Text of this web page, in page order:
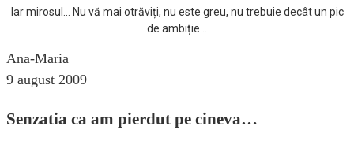
Iar mirosul… Nu vă mai otrăviți, nu este greu, nu trebuie decât un pic
de ambiție…
Ana-Maria
9 august 2009
Senzatia ca am pierdut pe cineva…